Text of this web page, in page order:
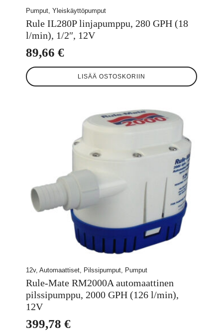
Pumput, Yleiskäyttöpumput
Rule IL280P linjapumppu, 280 GPH (18
l/min), 1/2″, 12V
89,66 €
LISÄÄ OSTOSKORIIN
12v, Automaattiset, Pilssipumput, Pumput
Rule-Mate RM2000A automaattinen
pilssipumppu, 2000 GPH (126 l/min),
12V
399,78 €